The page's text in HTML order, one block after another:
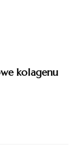
kolagenu